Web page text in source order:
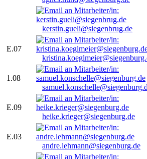
kerstin.gueli@siegenbrug.de
E.07
1.08
E.09
heike.krieger@siegenburg.de
E.03
andre.lehmann@siegenburg.de